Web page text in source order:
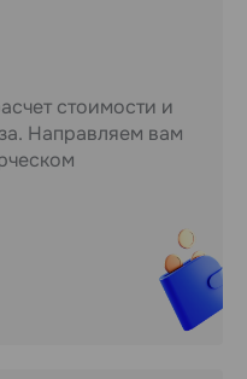
стоимости и
Направляем вам